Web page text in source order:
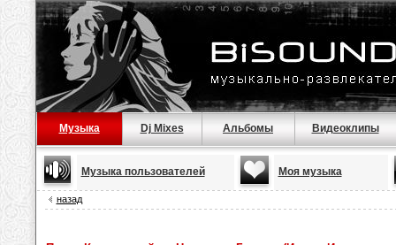
Музыка Dj Mixes Альбомы Видеоклипы
Музыка пользователей Моя музыка
назад